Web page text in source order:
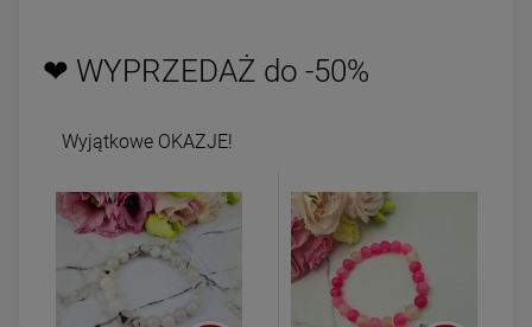
❤ WYPRZEDAŻ do -50%
Wyjątkowe OKAZJE!